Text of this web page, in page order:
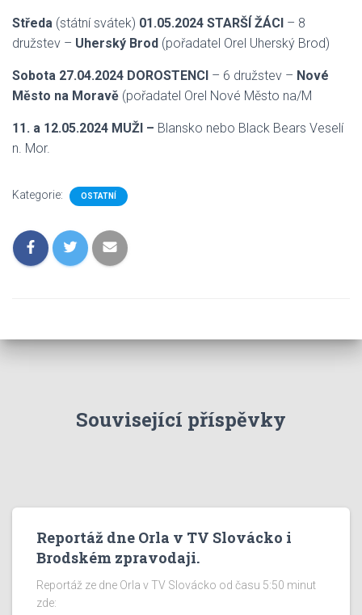
Středa (státní svátek) 01.05.2024 STARŠÍ ŽÁCI – 8
družstev – Uherský Brod (pořadatel Orel Uherský Brod)
Sobota 27.04.2024 DOROSTENCI – 6 družstev – Nové
Město na Moravě (pořadatel Orel Nové Město na/M
11. a 12.05.2024 MUŽI – Blansko nebo Black Bears Veselí
n. Mor.
Kategorie: OSTATNÍ
Související příspěvky
Reportáž dne Orla v TV Slovácko i
Brodském zpravodaji.
Reportáž ze dne Orla v TV Slovácko od času 5:50 minut
zde: